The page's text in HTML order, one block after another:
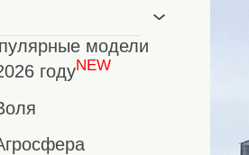
модели
годуNEW